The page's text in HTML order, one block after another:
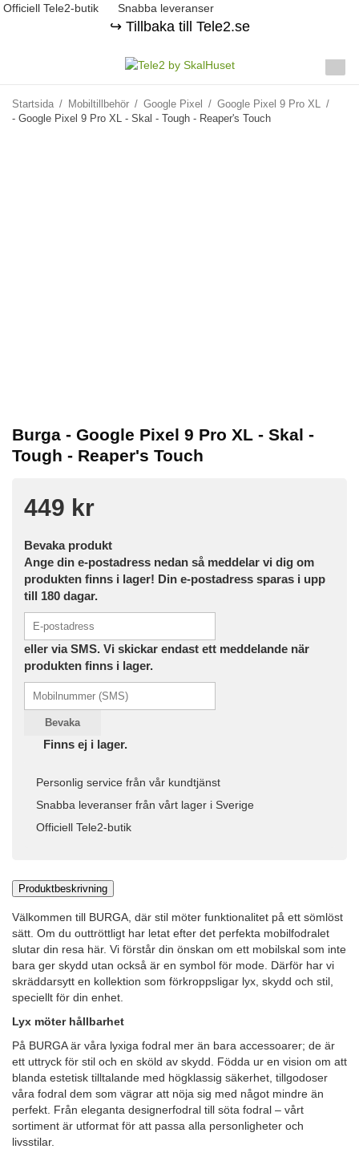
Officiell Tele2-butik Snabba leveranser
↪️ Tillbaka till Tele2.se
Startsida / Mobiltillbehör / Google Pixel / Google Pixel 9 Pro XL /
- Google Pixel 9 Pro XL - Skal - Tough - Reaper's Touch
Burga - Google Pixel 9 Pro XL - Skal -
Tough - Reaper's Touch
449 kr
Bevaka produkt
Ange din e-postadress nedan så meddelar vi dig om
produkten finns i lager! Din e-postadress sparas i upp
till 180 dagar.
eller via SMS. Vi skickar endast ett meddelande när
produkten finns i lager.
Bevaka
Finns ej i lager.
Personlig service från vår kundtjänst
Snabba leveranser från vårt lager i Sverige
Officiell Tele2-butik
Produktbeskrivning
Välkommen till BURGA, där stil möter funktionalitet på ett sömlöst
sätt. Om du outtröttligt har letat efter det perfekta mobilfodralet
slutar din resa här. Vi förstår din önskan om ett mobilskal som inte
bara ger skydd utan också är en symbol för mode. Därför har vi
skräddarsytt en kollektion som förkroppsligar lyx, skydd och stil,
speciellt för din enhet.
Lyx möter hållbarhet
På BURGA är våra lyxiga fodral mer än bara accessoarer; de är
ett uttryck för stil och en sköld av skydd. Födda ur en vision om att
blanda estetisk tilltalande med högklassig säkerhet, tillgodoser
våra fodral dem som vägrar att nöja sig med något mindre än
perfekt. Från eleganta designerfodral till söta fodral – vårt
sortiment är utformat för att passa alla personligheter och
livsstilar.